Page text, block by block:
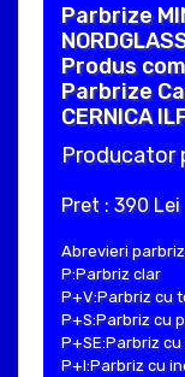
Parbrize
Produs
Parbrize
CERNICA
Producator
Pret : 390 Lei
Abrevieri
P:Parbriz clar
P+V:Parbriz cu
P+S:Parbriz cu
P+SE:Parbriz
P+I:Parbriz cu